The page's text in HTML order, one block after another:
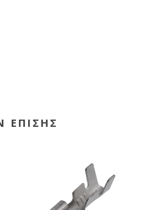
ΕΠΊΣΗΣ